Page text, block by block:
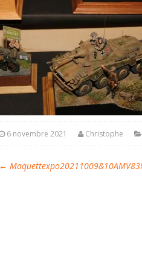
6 novembre 2021 Christophe
←